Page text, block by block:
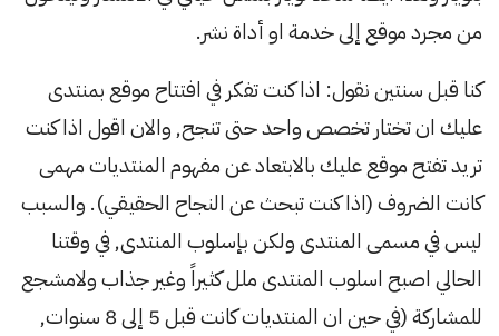
من مجرد موقع إلى خدمة او أداة نشر.
كنا قبل سنتين نقول: اذا كنت تفكر في افتتاح موقع بمنتدى
عليك ان تختار تخصص واحد حتى تنجح, والان اقول اذا كنت
تريد تفتح موقع عليك بالابتعاد عن مفهوم المنتديات مهمى
كانت الضروف (اذا كنت تبحث عن النجاح الحقيقي). والسبب
ليس في مسمى المنتدى ولكن بإسلوب المنتدى, في وقتنا
الحالي اصبح اسلوب المنتدى ملل كثيراً وغير جذاب ولامشجع
للمشاركة (في حين ان المنتديات كانت قبل 5 إلى 8 سنوات,